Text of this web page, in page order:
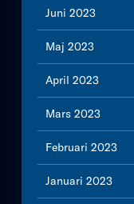
Juni 2023
Maj 2023
April 2023
Mars 2023
Februari 2023
Januari 2023